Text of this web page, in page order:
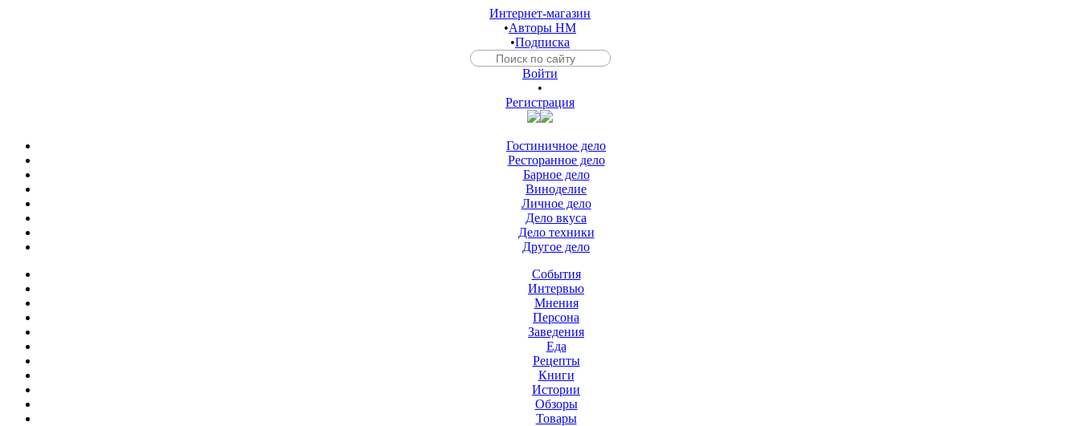
Интернет-магазин
•Авторы HM
•Подписка
Войти
•
Регистрация
Гостиничное дело
Ресторанное дело
Барное дело
Виноделие
Личное дело
Дело вкуса
Дело техники
Другое дело
События
Интервью
Мнения
Персона
Заведения
Еда
Рецепты
Книги
Истории
Обзоры
Товары